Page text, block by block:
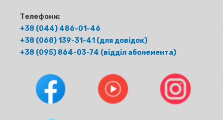
Телефони:
+38 (044) 486-01-46
+38 (068) 139-31-41 (для довідок)
+38 (095) 864-03-74 (відділ абонемента)